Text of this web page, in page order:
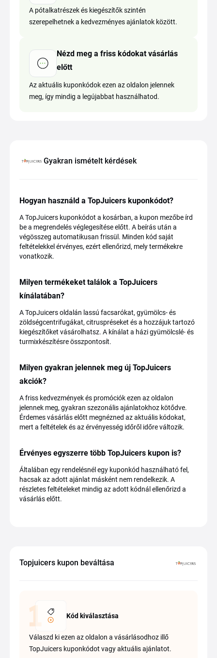
A pótalkatrészek és kiegészítők szintén
szerepelhetnek a kedvezményes ajánlatok között.
Nézd meg a friss kódokat vásárlás
előtt
Az aktuális kuponkódok ezen az oldalon jelennek
meg, így mindig a legújabbat használhatod.
Gyakran ismételt kérdések
Hogyan használd a TopJuicers kuponkódot?
A TopJuicers kuponkódot a kosárban, a kupon mezőbe írd
be a megrendelés véglegesítése előtt. A beírás után a
végösszeg automatikusan frissül. Minden kód saját
feltételekkel érvényes, ezért ellenőrizd, mely termékekre
vonatkozik.
Milyen termékeket találok a TopJuicers
kínálatában?
A TopJuicers oldalán lassú facsarókat, gyümölcs- és
zöldségcentrifugákat, citruspréseket és a hozzájuk tartozó
kiegészítőket vásárolhatsz. A kínálat a házi gyümölcslé- és
turmixkészítésre összpontosít.
Milyen gyakran jelennek meg új TopJuicers
akciók?
A friss kedvezmények és promóciók ezen az oldalon
jelennek meg, gyakran szezonális ajánlatokhoz kötődve.
Érdemes vásárlás előtt megnézned az aktuális kódokat,
mert a feltételek és az érvényesség időről időre változik.
Érvényes egyszerre több TopJuicers kupon is?
Általában egy rendelésnél egy kuponkód használható fel,
hacsak az adott ajánlat másként nem rendelkezik. A
részletes feltételeket mindig az adott kódnál ellenőrizd a
vásárlás előtt.
Topjuicers kupon beváltása
Kód kiválasztása
Válaszd ki ezen az oldalon a vásárlásodhoz illő
TopJuicers kuponkódot vagy aktuális ajánlatot.